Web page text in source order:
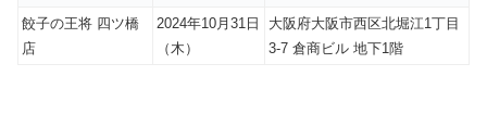
餃子の王将 四ツ橋
店
2024年10月31日
（木）
大阪府大阪市西区北堀江1丁目
3-7 倉商ビル 地下1階